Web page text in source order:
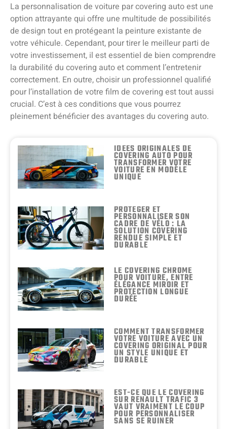
La personnalisation de voiture par covering auto est une
option attrayante qui offre une multitude de possibilités
de design tout en protégeant la peinture existante de
votre véhicule. Cependant, pour tirer le meilleur parti de
votre investissement, il est essentiel de bien comprendre
la durabilité du covering auto et comment l’entretenir
correctement. En outre, choisir un professionnel qualifié
pour l’installation de votre film de covering est tout aussi
crucial. C’est à ces conditions que vous pourrez
pleinement bénéficier des avantages du covering auto.
IDÉES ORIGINALES DE
COVERING AUTO POUR
TRANSFORMER VOTRE
VOITURE EN MODÈLE
UNIQUE
PROTÉGER ET
PERSONNALISER SON
CADRE DE VÉLO : LA
SOLUTION COVERING
RENDUE SIMPLE ET
DURABLE
LE COVERING CHROME
POUR VOITURE, ENTRE
ÉLÉGANCE MIROIR ET
PROTECTION LONGUE
DURÉE
COMMENT TRANSFORMER
VOTRE VOITURE AVEC UN
COVERING ORIGINAL POUR
UN STYLE UNIQUE ET
DURABLE
EST-CE QUE LE COVERING
SUR RENAULT TRAFIC 3
VAUT VRAIMENT LE COUP
POUR PERSONNALISER
SANS SE RUINER